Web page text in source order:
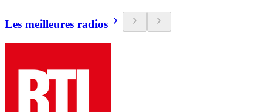
Les meilleures radios